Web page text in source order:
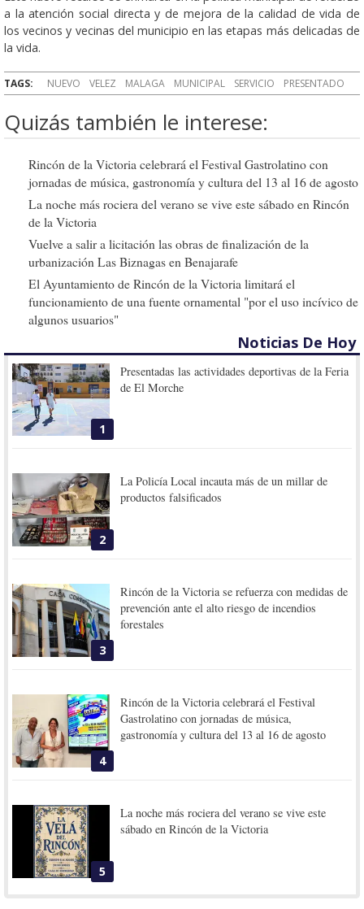
a la atención social directa y de mejora de la calidad de vida de
los vecinos y vecinas del municipio en las etapas más delicadas de
la vida.
TAGS: NUEVO VELEZ MALAGA MUNICIPAL SERVICIO PRESENTADO
Quizás también le interese:
Rincón de la Victoria celebrará el Festival Gastrolatino con
jornadas de música, gastronomía y cultura del 13 al 16 de agosto
La noche más rociera del verano se vive este sábado en Rincón
de la Victoria
Vuelve a salir a licitación las obras de finalización de la
urbanización Las Biznagas en Benajarafe
El Ayuntamiento de Rincón de la Victoria limitará el
funcionamiento de una fuente ornamental "por el uso incívico de
algunos usuarios"
Noticias De Hoy
1
Presentadas las actividades deportivas de la Feria
de El Morche
2
La Policía Local incauta más de un millar de
productos falsificados
3
Rincón de la Victoria se refuerza con medidas de
prevención ante el alto riesgo de incendios
forestales
4
Rincón de la Victoria celebrará el Festival
Gastrolatino con jornadas de música,
gastronomía y cultura del 13 al 16 de agosto
5
La noche más rociera del verano se vive este
sábado en Rincón de la Victoria